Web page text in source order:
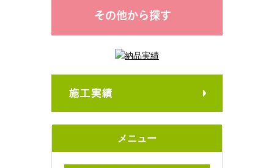
その他から探す
メニュー